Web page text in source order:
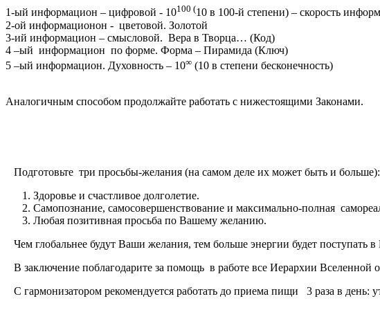
1-ый информацион – цифровой - 10100 (10 в 100-й степени) – скорость
2-ой информационон - цветовой. Золотой
3-ий информацион – cмысловой. Вера в Творца… (Код)
4 –ый информацион по форме. Форма – Пирамида (Ключ)
5 –ый информацион. Духовность – 10∞ (10 в степени бесконечность)
Аналогичным способом продолжайте работать с нижестоящими Законами.
Подготовьте три просьбы-желания (на самом деле их может быть и больше):
Здоровье и счастливое долголетие.
Самопознание, самосовершенствование и максимально-полная
Любая позитивная просьба по Вашему желанию.
Чем глобальнее будут Ваши желания, тем больше энергии будет поступать
В заключение поблагодарите за помощь в работе все Иерархии
С гармонизатором рекомендуется работать до приема пищи 3 раза в